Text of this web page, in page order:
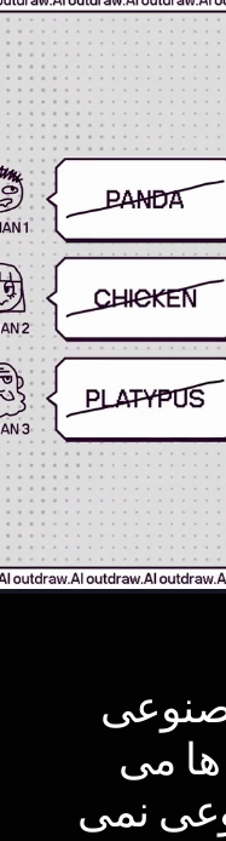
می
نمی